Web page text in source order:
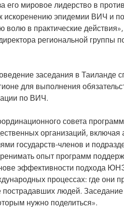
его мировое лидерство в
искоренению эпидемии ВИЧ и
волю в практические
региональной
заседания в Таиланде
для выполнения
по ВИЧ.
совета
организаций,
государств-членов и
опыт программ
эффективности подхода
процессах: где они
людей.
нужно поделиться».